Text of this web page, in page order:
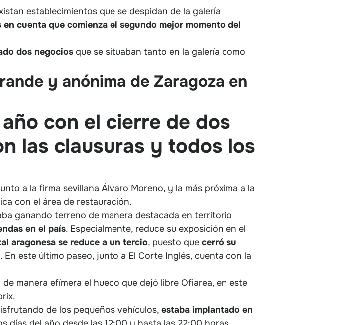
establecimientos que se despidan de la galería
en cuenta que comienza el segundo mejor momento del
dos negocios que se situaban tanto en la galería como
y anónima de Zaragoza en
con el cierre de dos
las clausuras y todos los
a la firma sevillana Álvaro Moreno, y la más próxima a la
con el área de restauración.
ganando terreno de manera destacada en territorio
en el país. Especialmente, reduce su exposición en el
aragonesa se reduce a un tercio, puesto que cerró su
. En este último paseo, junto a El Corte Inglés, cuenta con la
de manera efímera el hueco que dejó libre Ofiarea, en este
de los pequeños vehículos, estaba implantado en